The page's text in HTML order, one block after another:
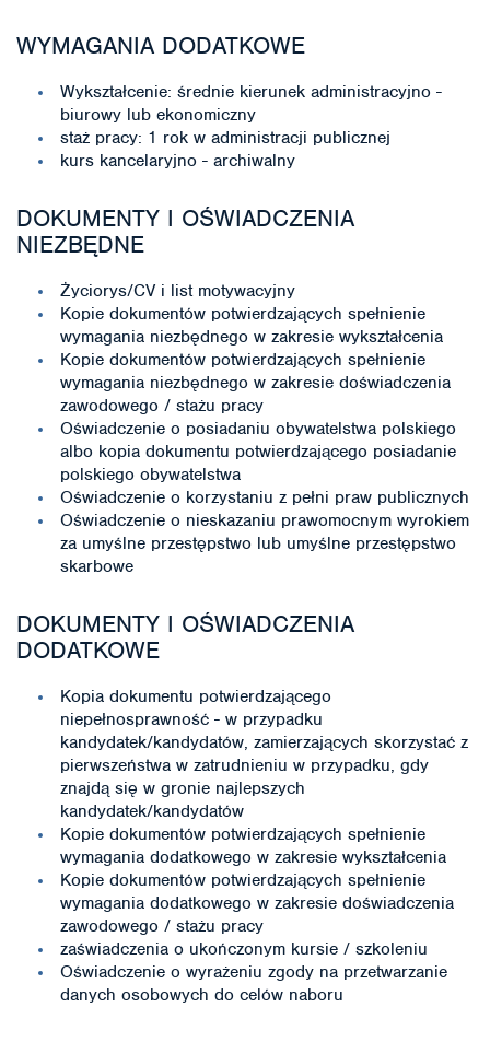
WYMAGANIA DODATKOWE
Wykształcenie: średnie kierunek administracyjno -
biurowy lub ekonomiczny
staż pracy: 1 rok w administracji publicznej
kurs kancelaryjno - archiwalny
DOKUMENTY I OŚWIADCZENIA
NIEZBĘDNE
Życiorys/CV i list motywacyjny
Kopie dokumentów potwierdzających spełnienie
wymagania niezbędnego w zakresie wykształcenia
Kopie dokumentów potwierdzających spełnienie
wymagania niezbędnego w zakresie doświadczenia
zawodowego / stażu pracy
Oświadczenie o posiadaniu obywatelstwa polskiego
albo kopia dokumentu potwierdzającego posiadanie
polskiego obywatelstwa
Oświadczenie o korzystaniu z pełni praw publicznych
Oświadczenie o nieskazaniu prawomocnym wyrokiem
za umyślne przestępstwo lub umyślne przestępstwo
skarbowe
DOKUMENTY I OŚWIADCZENIA
DODATKOWE
Kopia dokumentu potwierdzającego
niepełnosprawność - w przypadku
kandydatek/kandydatów, zamierzających skorzystać z
pierwszeństwa w zatrudnieniu w przypadku, gdy
znajdą się w gronie najlepszych
kandydatek/kandydatów
Kopie dokumentów potwierdzających spełnienie
wymagania dodatkowego w zakresie wykształcenia
Kopie dokumentów potwierdzających spełnienie
wymagania dodatkowego w zakresie doświadczenia
zawodowego / stażu pracy
zaświadczenia o ukończonym kursie / szkoleniu
Oświadczenie o wyrażeniu zgody na przetwarzanie
danych osobowych do celów naboru